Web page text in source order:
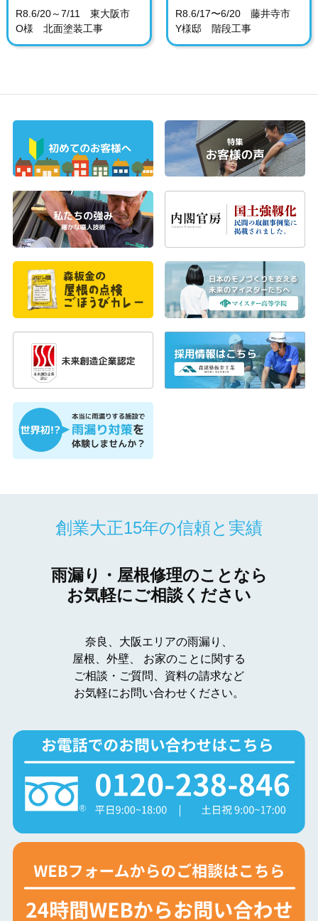
R8.6/20～7/11 東大阪市
O様 北面塗装工事
R8.6/17〜6/20 藤井寺市
Y様邸 階段工事
創業大正15年の信頼と実績
雨漏り・屋根修理のことなら
お気軽にご相談ください
奈良、大阪エリアの雨漏り、
屋根、外壁、
お家のことに関する
ご相談・ご質問、資料の請求など
お気軽にお問い合わせください。